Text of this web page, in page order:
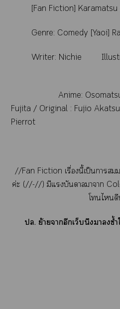
[Fan Fiction]
Genre: Comedy [Yaoi]
Writer: Nichie
Anime: Osomatsu
Fujita / Original : Fujio
Pierrot
//Fan Fiction เรื่องนี้เป็นาสม
ค่ะ (//-//) มีแบันดาลาา
โไ
ปล. ย้ายาอีกเว็บนึาซ้